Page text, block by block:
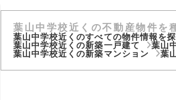
葉山中学校近くの不動産物件を
葉山中学校近くのすべての物件情報を
葉山中学校近くの新築一戸建て
葉山
葉山中学校近くの新築マンション
葉